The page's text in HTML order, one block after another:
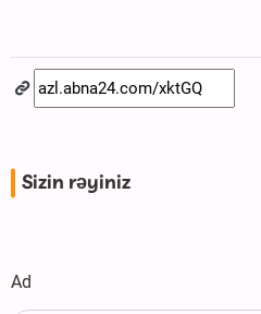
Sizin rəyiniz
Ad